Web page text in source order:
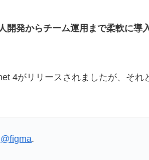
開発からチーム運用まで柔軟に導
4がリリースされましたが、それ
@figma.